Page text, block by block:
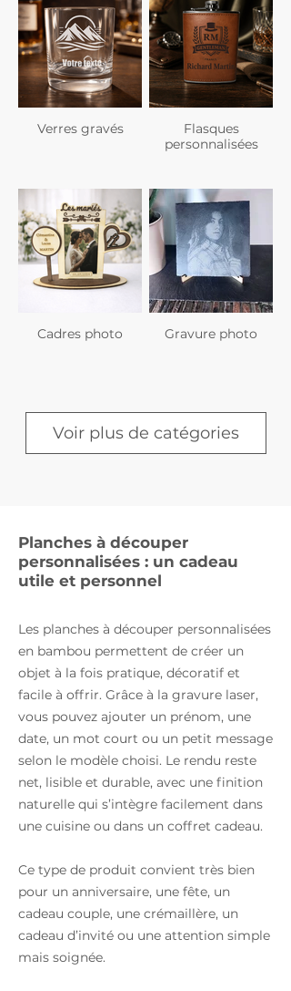
Verres gravés
Flasques
personnalisées
Cadres photo Gravure photo
Souvenirs &
trophées
Dessous de verre
Coffrets Créations uniques
Toppers cake
Voir plus de catégories
Planches à découper
personnalisées : un cadeau
utile et personnel
Les planches à découper personnalisées
en bambou permettent de créer un
objet à la fois pratique, décoratif et
facile à offrir. Grâce à la gravure laser,
vous pouvez ajouter un prénom, une
date, un mot court ou un petit message
selon le modèle choisi. Le rendu reste
net, lisible et durable, avec une finition
naturelle qui s’intègre facilement dans
une cuisine ou dans un coffret cadeau.
Ce type de produit convient très bien
pour un anniversaire, une fête, un
cadeau couple, une crémaillère, un
cadeau d’invité ou une attention simple
mais soignée.